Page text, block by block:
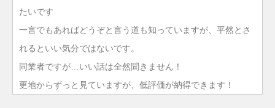
たいです
一言でもあればどうぞと言う道も知っていますが、平然とさ
れるといい気分ではないです。
同業者ですが…いい話は全然聞きません！
更地からずっと見ていますが、低評価が納得できます！